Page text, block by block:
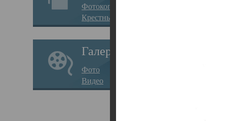
Фотокопии дел
Крестные ходы
Галерея
Фото
Видео